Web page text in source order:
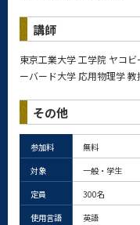
講師
東京工業大学 工学院 ヤコ
ーバード大学 応用物理学 教
その他
参加料
無料
対象
一般・学生
定員
300名
使用言語
英語